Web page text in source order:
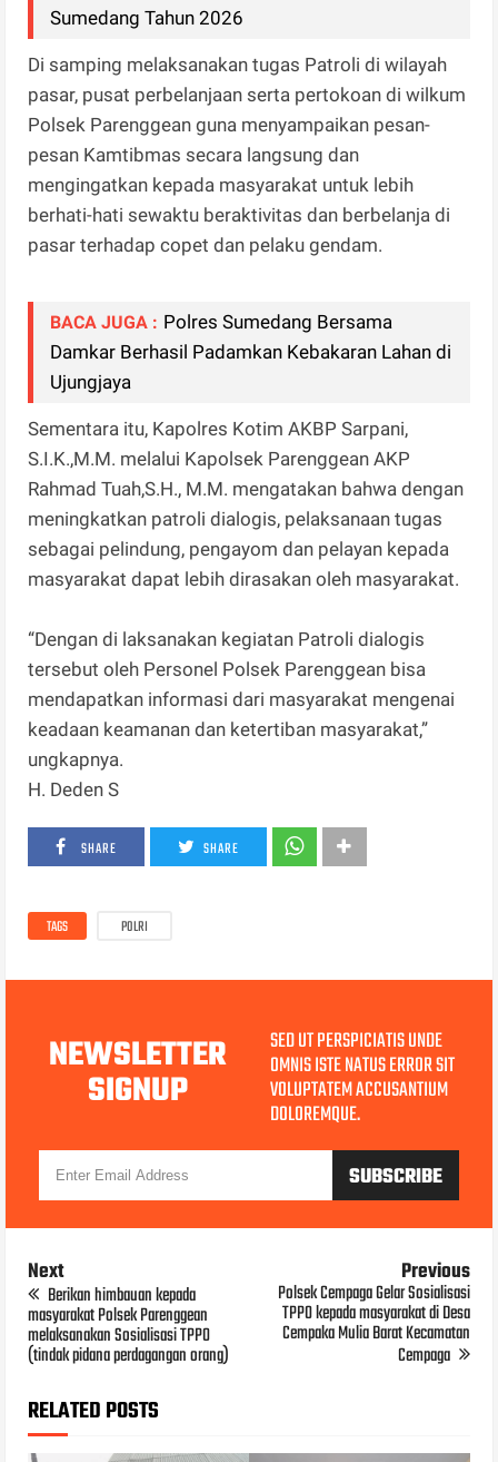
Sumedang Tahun 2026
Di samping melaksanakan tugas Patroli di wilayah
pasar, pusat perbelanjaan serta pertokoan di wilkum
Polsek Parenggean guna menyampaikan pesan-
pesan Kamtibmas secara langsung dan
mengingatkan kepada masyarakat untuk lebih
berhati-hati sewaktu beraktivitas dan berbelanja di
pasar terhadap copet dan pelaku gendam.
BACA JUGA : Polres Sumedang Bersama
Damkar Berhasil Padamkan Kebakaran Lahan di
Ujungjaya
Sementara itu, Kapolres Kotim AKBP Sarpani,
S.I.K.,M.M. melalui Kapolsek Parenggean AKP
Rahmad Tuah,S.H., M.M. mengatakan bahwa dengan
meningkatkan patroli dialogis, pelaksanaan tugas
sebagai pelindung, pengayom dan pelayan kepada
masyarakat dapat lebih dirasakan oleh masyarakat.
“Dengan di laksanakan kegiatan Patroli dialogis
tersebut oleh Personel Polsek Parenggean bisa
mendapatkan informasi dari masyarakat mengenai
keadaan keamanan dan ketertiban masyarakat,”
ungkapnya.
H. Deden S
SHARE SHARE
TAGS POLRI
NEWSLETTER
SIGNUP
SED UT PERSPICIATIS UNDE
OMNIS ISTE NATUS ERROR SIT
VOLUPTATEM ACCUSANTIUM
DOLOREMQUE.
Next
Berikan himbauan kepada
masyarakat Polsek Parenggean
melaksanakan Sosialisasi TPPO
(tindak pidana perdagangan orang)
Previous
Polsek Cempaga Gelar Sosialisasi
TPPO kepada masyarakat di Desa
Cempaka Mulia Barat Kecamatan
Cempaga
RELATED POSTS